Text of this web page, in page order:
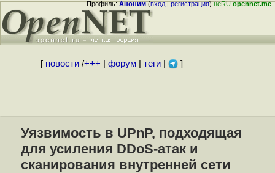
Профиль:Аноним(вход|регистрация)неRUopennet.me
[ новости/+++ форум| теги| ]
Уязвимость в UPnP, подходящая
для усиления DDoS-атак и
сканирования внутренней сети